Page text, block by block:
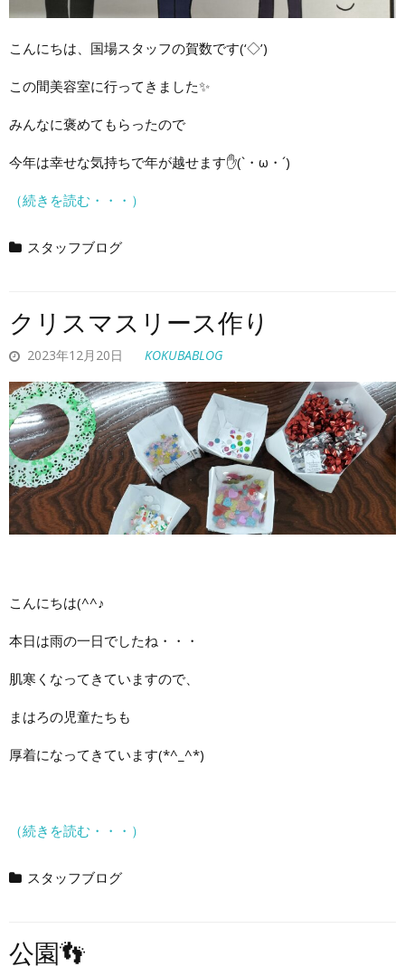
こんにちは、国場スタッフの賀数です(‘◇’)ゞ
この間美容室に行ってきました✨
みんなに褒めてもらったので
今年は幸せな気持ちで年が越せます✋(`・ω・´)
（続きを読む・・・）
スタッフブログ
クリスマスリース作り
2023年12月20日 KOKUBABLOG
こんにちは(^^♪
本日は雨の一日でしたね・・・
肌寒くなってきていますので、
まはろの児童たちも
厚着になってきています(*^_^*)
（続きを読む・・・）
スタッフブログ
公園👣